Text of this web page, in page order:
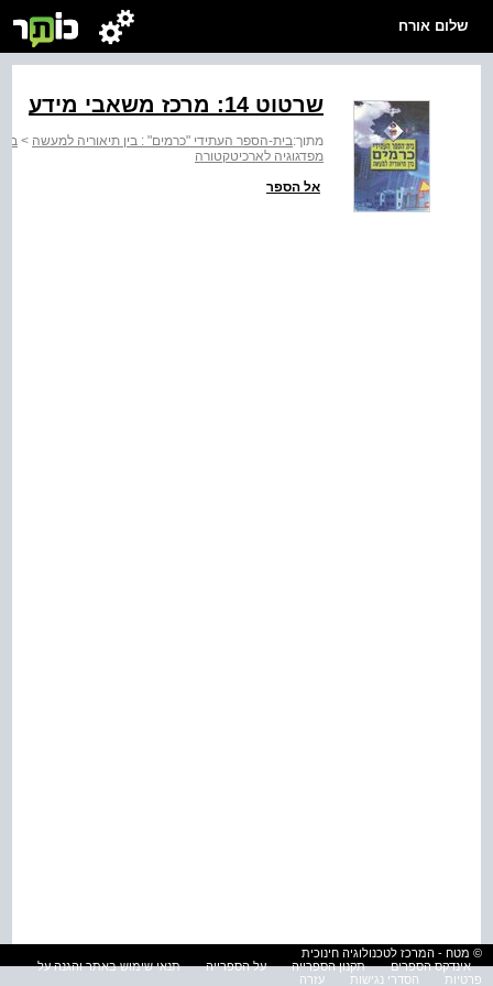
שלום אורח
שרטוט ‭:14‬ מרכז משאבי מידע
מתוך:בית-הספר העתידי "כרמים" : בין תיאוריה למעשה >
מפדגוגיה לארכיטקטורה
אל הספר
© מטח - המרכז לטכנולוגיה חינוכית
אינדקס הספרים
תקנון הספרייה על הספרייה
תנאי שימוש באתר והגנה על
פרטיות
הסדרי נגישות עזרה